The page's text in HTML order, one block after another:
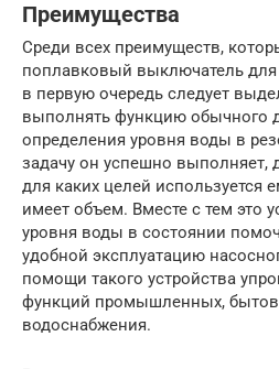
Преимущества
Среди всех преимуществ,
поплавковый выключатель
в первую очередь следует
выполнять функцию обычного
определения уровня воды в
задачу он успешно выполняет,
для каких целей используется
имеет объем. Вместе с тем это
уровня воды в состоянии
удобной эксплуатацию
помощи такого устройства
функций промышленных,
водоснабжения.